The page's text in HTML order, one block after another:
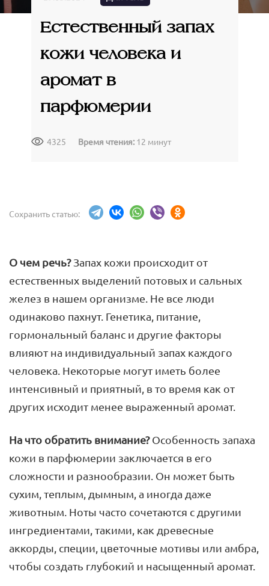
Чаи травяные
Сопутствующие товары
Команда
Контакты
Естественный запах
кожи человека и
аромат в
парфюмерии
4325 Время чтения:12 минут
Сохранить статью:
О чем речь?Запах кожи происходит от
естественных выделений потовых и сальных
желез в нашем организме. Не все люди
одинаково пахнут. Генетика, питание,
гормональный баланс и другие факторы
влияют на индивидуальный запах каждого
человека. Некоторые могут иметь более
интенсивный и приятный, в то время как от
других исходит менее выраженный аромат.
На что обратить внимание?Особенность запаха
кожи в парфюмерии заключается в его
сложности и разнообразии. Он может быть
сухим, теплым, дымным, а иногда даже
животным. Ноты часто сочетаются с другими
ингредиентами, такими, как древесные
аккорды, специи, цветочные мотивы или амбра,
чтобы создать глубокий и насыщенный аромат.